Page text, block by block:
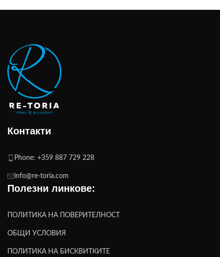
Контакти
Phone: +359 887 729 228
info@re-toria.com
Полезни линкове:
ПОЛИТИКА НА ПОВЕРИТЕЛНОСТ
ОБЩИ УСЛОВИЯ
ПОЛИТИКА НА БИСКВИТКИТЕ